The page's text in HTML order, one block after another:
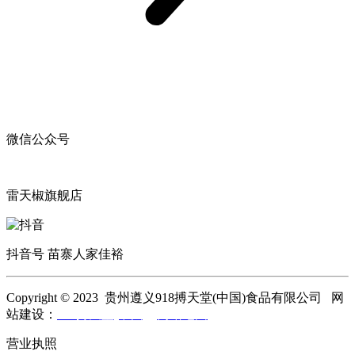
微信公众号
雷天椒旗舰店
抖音号 苗寨人家佳裕
Copyright © 2023 贵州遵义918搏天堂(中国)食品有限公司 网
站建设：
营业执照